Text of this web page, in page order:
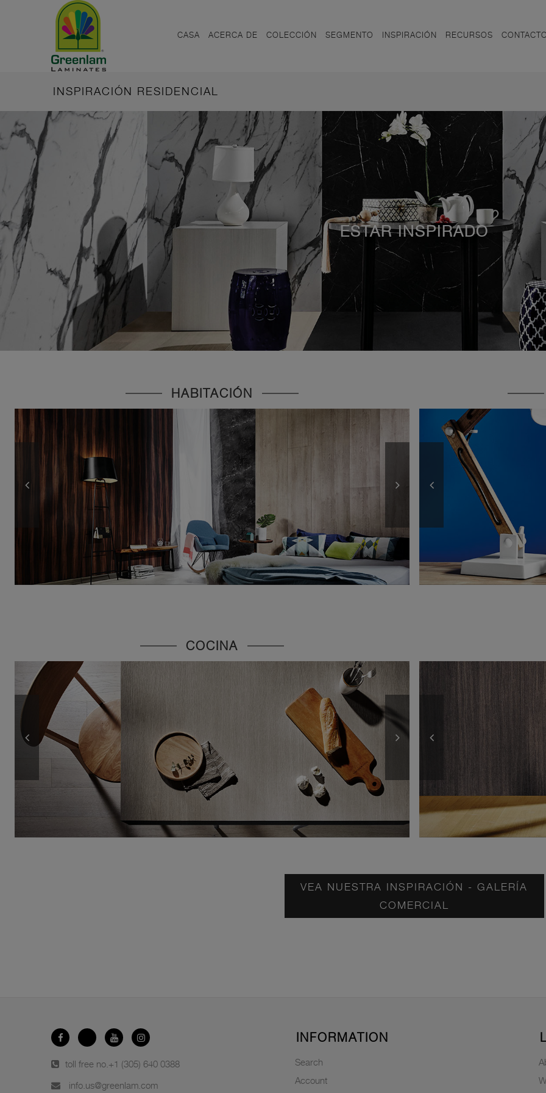
CASA ACERCA DE COLECCIÓN SEGMENTO INSPIRACIÓN RECURSOS
INSPIRACIÓN RESIDENCIAL
ESTAR INSPIRADO
HABITACIÓN
COCINA
VEA NUESTRA INSPIRACIÓN - GALERÍA
COMERCIAL
toll free no. +1 (305) 640 0388
info.us@greenlam.com
INFORMATION
Search
Account